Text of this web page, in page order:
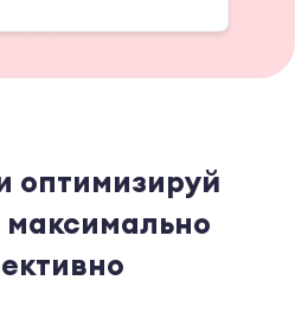
оптимизируй
максимально